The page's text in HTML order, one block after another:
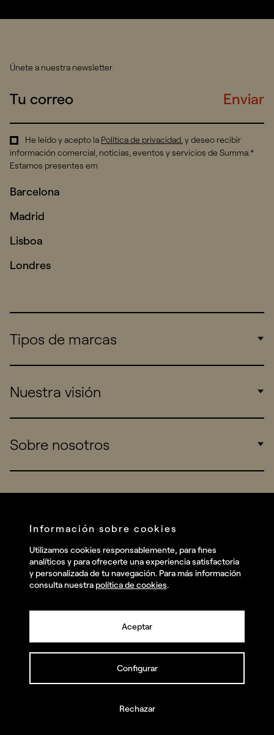
Únete a nuestra newsletter
Enviar
He leído y acepto la Política de privacidad. y deseo recibir
información comercial, noticias, eventos y servicios de Summa.*
Estamos presentes em
Barcelona
Madrid
Lisboa
Londres
Tipos de marcas
Consumers
Startups
Nuestra visión
Work
Sobre nosotros
Talent
Contact
Instagram
Facebook
© summa.es Todos los derechos reservados.
Información sobre cookies
Utilizamos cookies responsablemente, para fines
analíticos y para ofrecerte una experiencia satisfactoria
y personalizada de tu navegación. Para más información
consulta nuestra política de cookies.
Aceptar
Configurar
Rechazar